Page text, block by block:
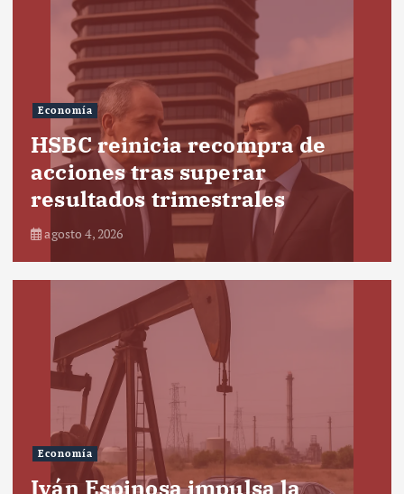
Economía
HSBC reinicia recompra de
acciones tras superar
resultados trimestrales
agosto 4, 2026
Economía
Iván Espinosa impulsa la